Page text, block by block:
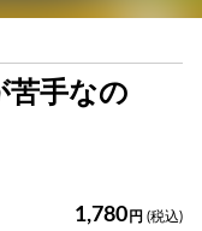
苦手なの
1,780 円 (税込)